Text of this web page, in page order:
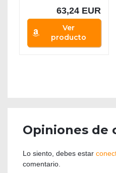
63,24 EUR
Ver
producto
Opiniones de
Lo siento, debes estar
comentario.